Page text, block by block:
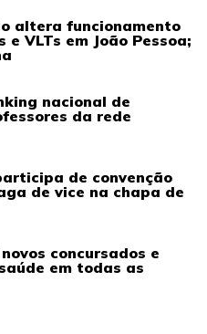
altera funcionamento
VLTs em João Pessoa;
nacional de
da rede
de convenção
de vice na chapa de
concursados e
em todas as